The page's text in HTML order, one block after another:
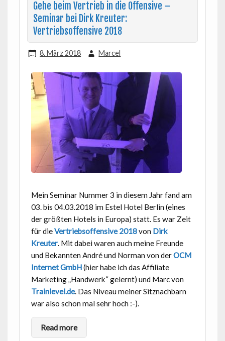
Gehe beim Vertrieb in die Offensive –
Seminar bei Dirk Kreuter:
Vertriebsoffensive 2018
8. März 2018 Marcel
Mein Seminar Nummer 3 in diesem Jahr fand am
03. bis 04.03.2018 im Estel Hotel Berlin (eines
der größten Hotels in Europa) statt. Es war Zeit
für dieVertriebsoffensive 2018von Dirk
Kreuter. Mit dabei waren auch meine Freunde
und Bekannten André und Norman von derOCM
Internet GmbH(hier habe ich das Affiliate
Marketing „Handwerk“ gelernt) und Marc von
Trainlevel.de. Das Niveau meiner Sitznachbarn
war also schon mal sehr hoch :-).
Read more